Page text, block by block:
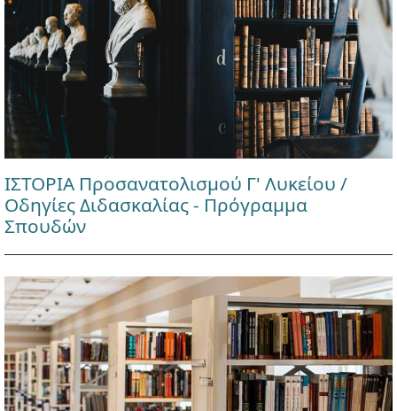
ΙΣΤΟΡΙΑ Προσανατολισμού Γ' Λυκείου /
Οδηγίες Διδασκαλίας - Πρόγραμμα
Σπουδών